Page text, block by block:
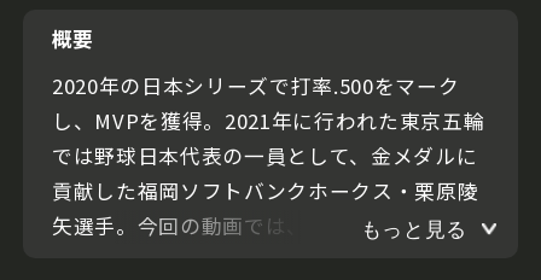
概要
2020年の日本シリーズで打率.500をマーク
し、MVPを獲得。2021年に行われた東京五輪
では野球日本代表の一員として、金メダルに
貢献した福岡ソフトバンクホークス・栗原陵
矢選手。今回の動画では、自身が野球をはじ
もっと見る